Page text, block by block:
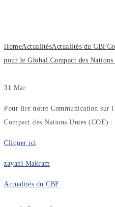
HomeActualitésActualités du CBF
pour le Global Compact des
31 Mar
Pour lire notre Communication sur
Compact des Nations Unies (COE) :
Cliquer ici
zayani Makram
Actualités du CBF